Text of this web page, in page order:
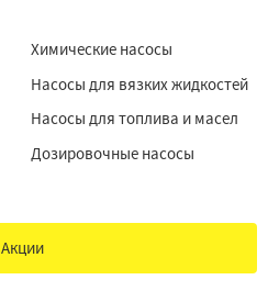
Химические насосы
Насосы для вязких жидкостей
Насосы для топлива и масел
Дозировочные насосы
Акции